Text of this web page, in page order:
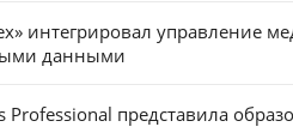
интегрировал управление
данными
Professional представила